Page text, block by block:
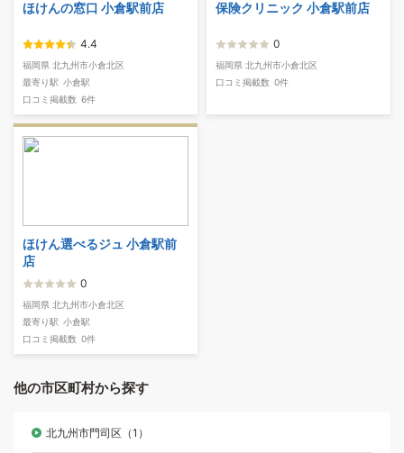
ほけんの窓口 小倉駅前店
4.4
福岡県 北九州市小倉北区
最寄り駅 小倉駅
口コミ掲載数 6件
保険クリニック 小倉駅前店
0
福岡県 北九州市小倉北区
口コミ掲載数 0件
ほけん選べるジュ 小倉駅前
店
0
福岡県 北九州市小倉北区
最寄り駅 小倉駅
口コミ掲載数 0件
他の市区町村から探す
北九州市門司区（1）